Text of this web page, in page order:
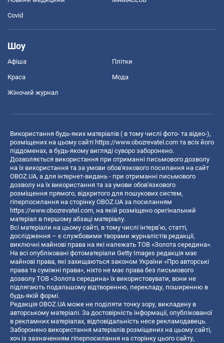
Covid
Шоу
Афіша Плітки
Краса Мода
Жіночий журнал
Використання будь-яких матеріалів ( в тому числі фото- та відео-),
розміщених на цьому сайті https://www.obozrevatel.com та всіх його
піддоменах, в будь-якому вигляді суворо заборонено.
Дозволяється використання при отриманні письмового дозволу
на їх використання та за умови обов'язкового посилання на сайт
OBOZ.UA, а для інтернет-видань - при отриманні письмового
дозволу на їх використання та за умови обов'язкового
розміщення прямого, відкритого для пошукових систем,
гіперпосилання на сторінку OBOZ.UA за посиланням
https://www.obozrevatel.com, на якій розміщено оригінальний
матеріал в першому абзаці матеріалу.
Всі матеріали на цьому сайті, в тому числі інтерв’ю, статті,
дослідження – є службовими творами журналістів редакції,
виключні майнові права на які належать ТОВ «Золота середина».
На всі опубліковані фотоматеріали Getty Images редакція має
майнові права, які захищаються законом України «Про авторські
права та суміжні права», ніхто не має права без письмового
дозволу ТОВ «Золота середина» їх використовувати, вони не
підлягають подальшому відтворенню, перекладу, поширенню в
будь-якій формі.
Редакція OBOZ.UA може не поділяти точку зору, викладену в
авторському матеріалі. За достовірність інформації, опублікованої
в рекламних матеріалах, відповідальність несе рекламодавець.
Заборонено використання матеріалів розміщених на цьому сайті,
хоч із зазначенням гіперпосилання на сторінку цього сайту,